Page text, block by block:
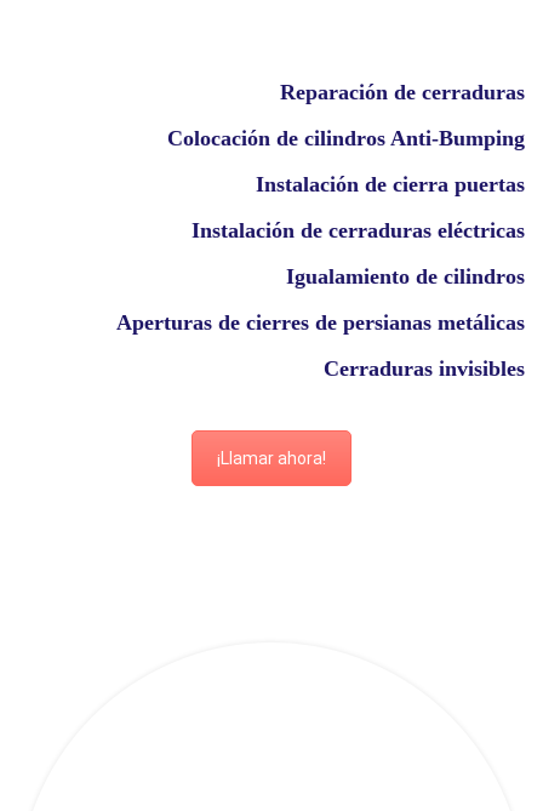
Reparación de cerraduras
Colocación de cilindros Anti-Bumping
Instalación de cierra puertas
Instalación de cerraduras eléctricas
Igualamiento de cilindros
Aperturas de cierres de persianas metálicas
Cerraduras invisibles
¡Llamar ahora!